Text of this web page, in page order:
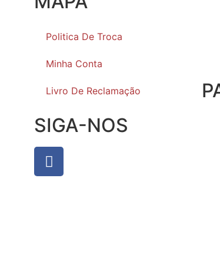
Politica De Troca
Minha Conta
Livro De Reclamação
SIGA-NOS